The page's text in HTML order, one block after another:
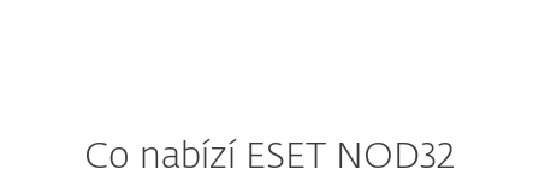
Co nabízí ESET NOD32